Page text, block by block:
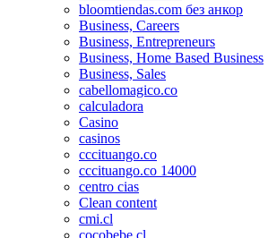
bloomtiendas.com без анкор
Business, Careers
Business, Entrepreneurs
Business, Home Based Business
Business, Sales
cabellomagico.co
calculadora
Casino
casinos
cccituango.co
cccituango.co 14000
centro cias
Clean content
cmi.cl
cocobebe.cl